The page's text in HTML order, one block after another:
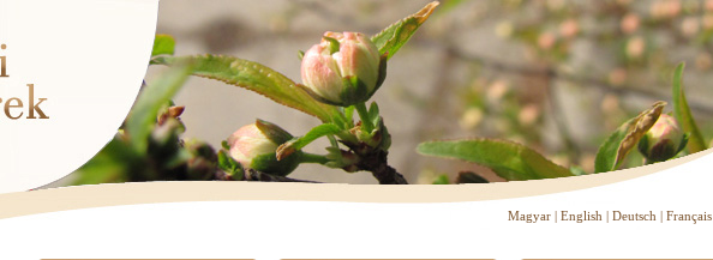
Magyar | English | Deutsch | Français